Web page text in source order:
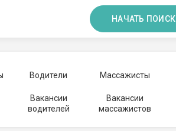
НАЧАТЬ ПОИСК
Водители Массажисты
Вакансии
водителей
Вакансии
массажистов